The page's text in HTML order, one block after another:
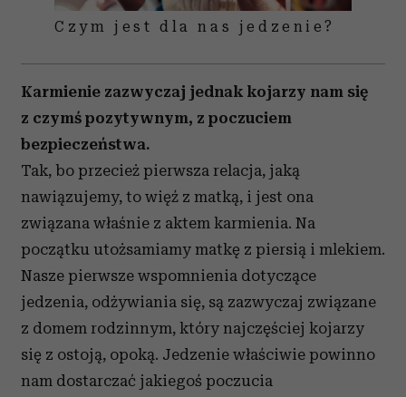
Czym jest dla nas jedzenie?
Karmienie zazwyczaj jednak kojarzy nam się
z czymś pozytywnym, z poczuciem
bezpieczeństwa.
Tak, bo przecież pierwsza relacja, jaką
nawiązujemy, to więź z matką, i jest ona
związana właśnie z aktem karmienia. Na
początku utożsamiamy matkę z piersią i mlekiem.
Nasze pierwsze wspomnienia dotyczące
jedzenia, odżywiania się, są zazwyczaj związane
z domem rodzinnym, który najczęściej kojarzy
się z ostoją, opoką. Jedzenie właściwie powinno
nam dostarczać jakiegoś poczucia